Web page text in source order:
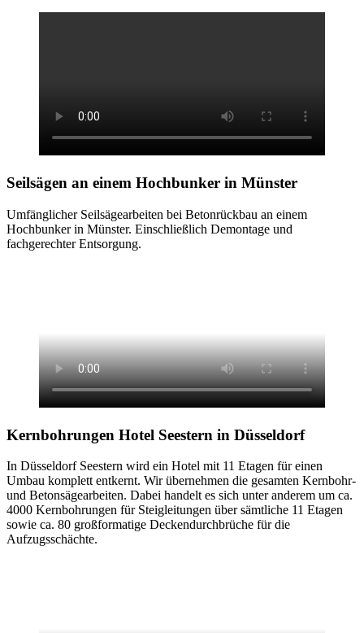
Seilsägen an einem Hochbunker in Münster
Umfänglicher Seilsägearbeiten bei Betonrückbau an einem
Hochbunker in Münster. Einschließlich Demontage und
fachgerechter Entsorgung.
Kernbohrungen Hotel Seestern in Düsseldorf
In Düsseldorf Seestern wird ein Hotel mit 11 Etagen für einen
Umbau komplett entkernt. Wir übernehmen die gesamten Kernbohr-
und Betonsägearbeiten. Dabei handelt es sich unter anderem um ca.
4000 Kernbohrungen für Steigleitungen über sämtliche 11 Etagen
sowie ca. 80 großformatige Deckendurchbrüche für die
Aufzugsschächte.